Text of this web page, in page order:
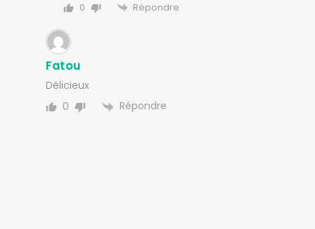
0 Répondre
Fatou
Délicieux
0
Répondre